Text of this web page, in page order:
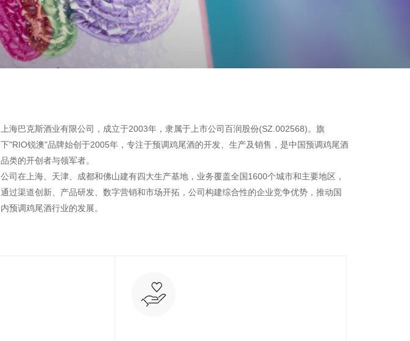
上海巴克斯酒业有限公司，成立于2003年，隶属于上市公司百润股份(SZ.002568)。旗
下"RIO锐澳"品牌始创于2005年，专注于预调鸡尾酒的开发、生产及销售，是中国预调鸡尾酒
品类的开创者与领军者。
公司在上海、天津、成都和佛山建有四大生产基地，业务覆盖全国1600个城市和主要地区，
通过渠道创新、产品研发、数字营销和市场开拓，公司构建综合性的企业竞争优势，推动国
内预调鸡尾酒行业的发展。